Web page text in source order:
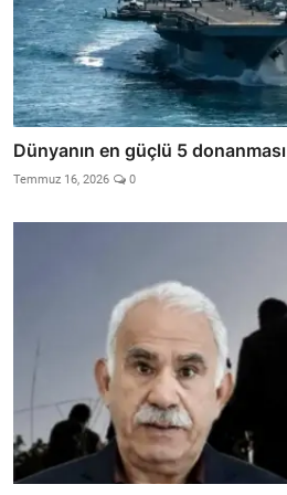
Dünyanın en güçlü 5 donanması
Temmuz 16, 2026 0